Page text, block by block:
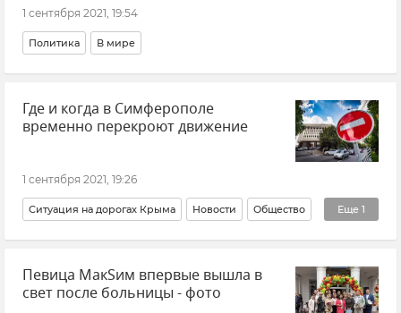
1 сентября 2021, 19:54
Политика В мире
Где и когда в Симферополе
временно перекроют движение
1 сентября 2021, 19:26
Еще 1
Ситуация на дорогах Крыма Новости Общество
Симферополь
Певица МакSим впервые вышла в
свет после больницы - фото